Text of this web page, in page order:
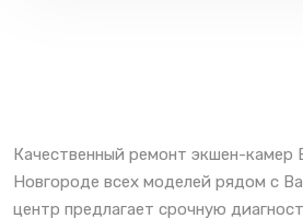
Качественный ремонт экшен-камер
Новгороде всех моделей рядом с
центр предлагает срочную